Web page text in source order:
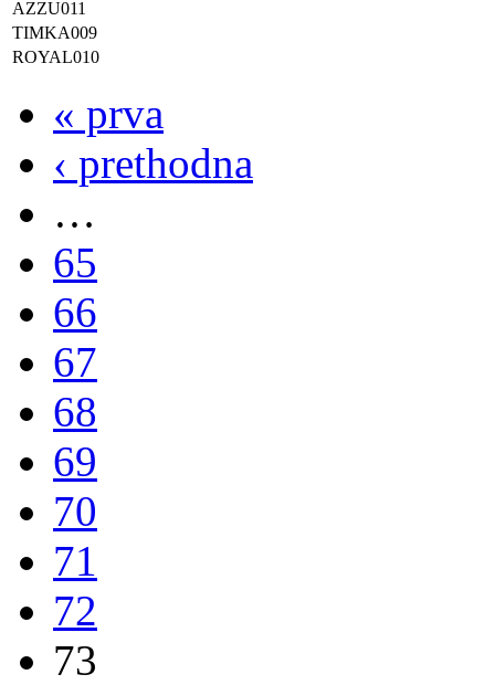
AZZU011
TIMKA009
ROYAL010
« prva
‹ prethodna
…
65
66
67
68
69
70
71
72
73